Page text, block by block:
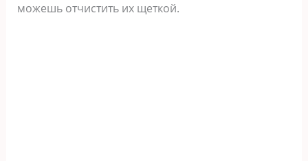
можешь отчистить их щеткой.